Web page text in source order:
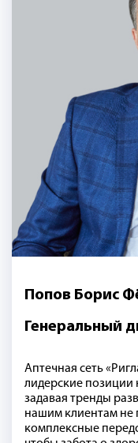
Попов Борис
Генеральный
Аптечная сеть
лидерские
задавая тренды
нашим клиентам не
комплексные